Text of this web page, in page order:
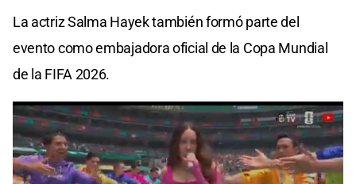
La actriz Salma Hayek también formó parte del
evento como embajadora oficial de la Copa Mundial
de la FIFA 2026.